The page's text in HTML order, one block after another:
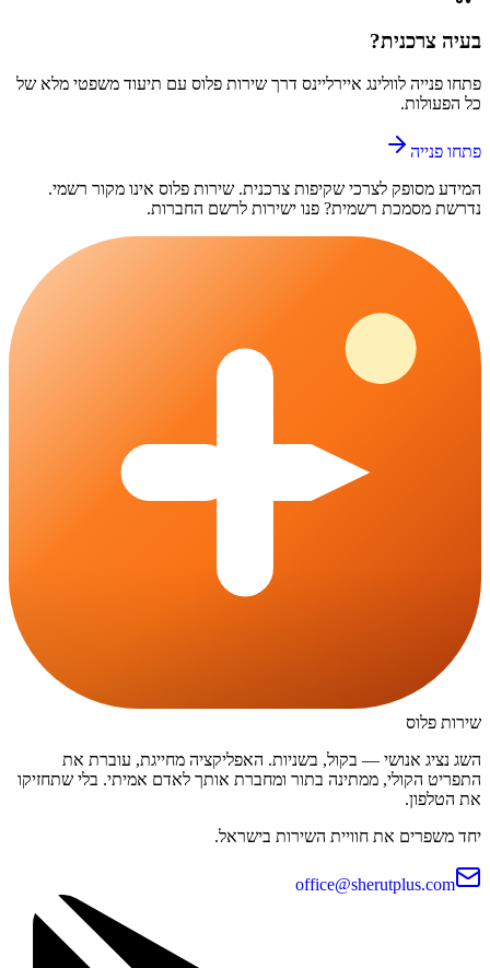
בעיה צרכנית?
פתחו פנייה לוולינג איירליינס דרך שירות פלוס עם תיעוד משפטי מלא של
כל הפעולות.
פתחו פנייה
המידע מסופק לצרכי שקיפות צרכנית. שירות פלוס אינו מקור רשמי.
נדרשת מסמכת רשמית? פנו ישירות לרשם החברות.
שירות פלוס
השג נציג אנושי — בקול, בשניות. האפליקציה מחייגת, עוברת את
התפריט הקולי, ממתינה בתור ומחברת אותך לאדם אמיתי. בלי שתחזיקו
את הטלפון.
יחד משפרים את חוויית השירות בישראל.
office@sherutplus.com